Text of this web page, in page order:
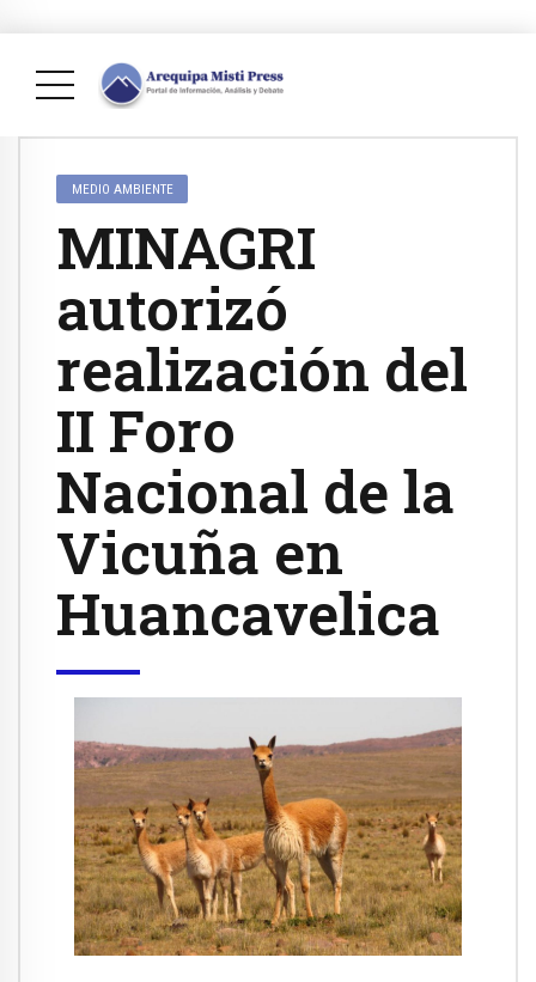
MEDIO AMBIENTE
MINAGRI
autorizó
realización del
II Foro
Nacional de la
Vicuña en
Huancavelica